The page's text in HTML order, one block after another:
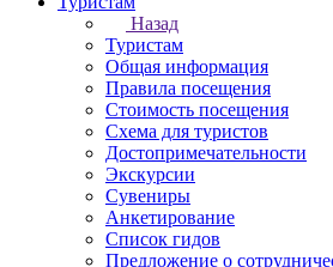
Назад
Туристам
Общая информация
Правила посещения
Стоимость посещения
Схема для туристов
Достопримечательности
Экскурсии
Сувениры
Анкетирование
Список гидов
Предложение о